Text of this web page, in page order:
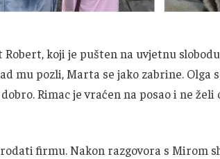
koji je pušten na uvjetnu
mu pozli, Marta se jako zabrine. Olga
Rimac je vraćen na posao i ne
firmu. Nakon razgovora s Mirom